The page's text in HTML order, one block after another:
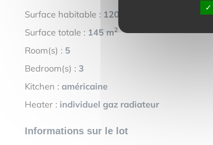
Surface habitable : 120 m
Surface totale : 145 m2
Room(s) : 5
Bedroom(s) : 3
Kitchen : américaine
Heater : individuel gaz radiateur
Informations sur le lot